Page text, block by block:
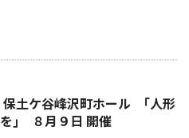
保土ケ谷峰沢町ホール ｢人形
｣ ８月９日 開催